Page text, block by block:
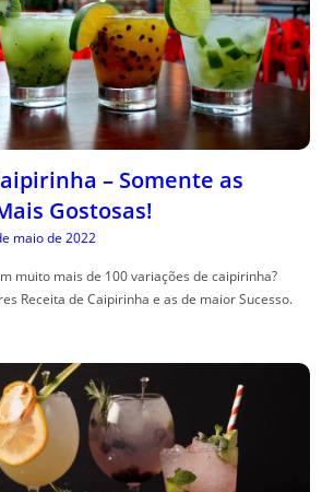
– Somente as
Gostosas!
maio de 2022
muito mais de 100 variações de caipirinha?
Receita de Caipirinha e as de maior Sucesso.